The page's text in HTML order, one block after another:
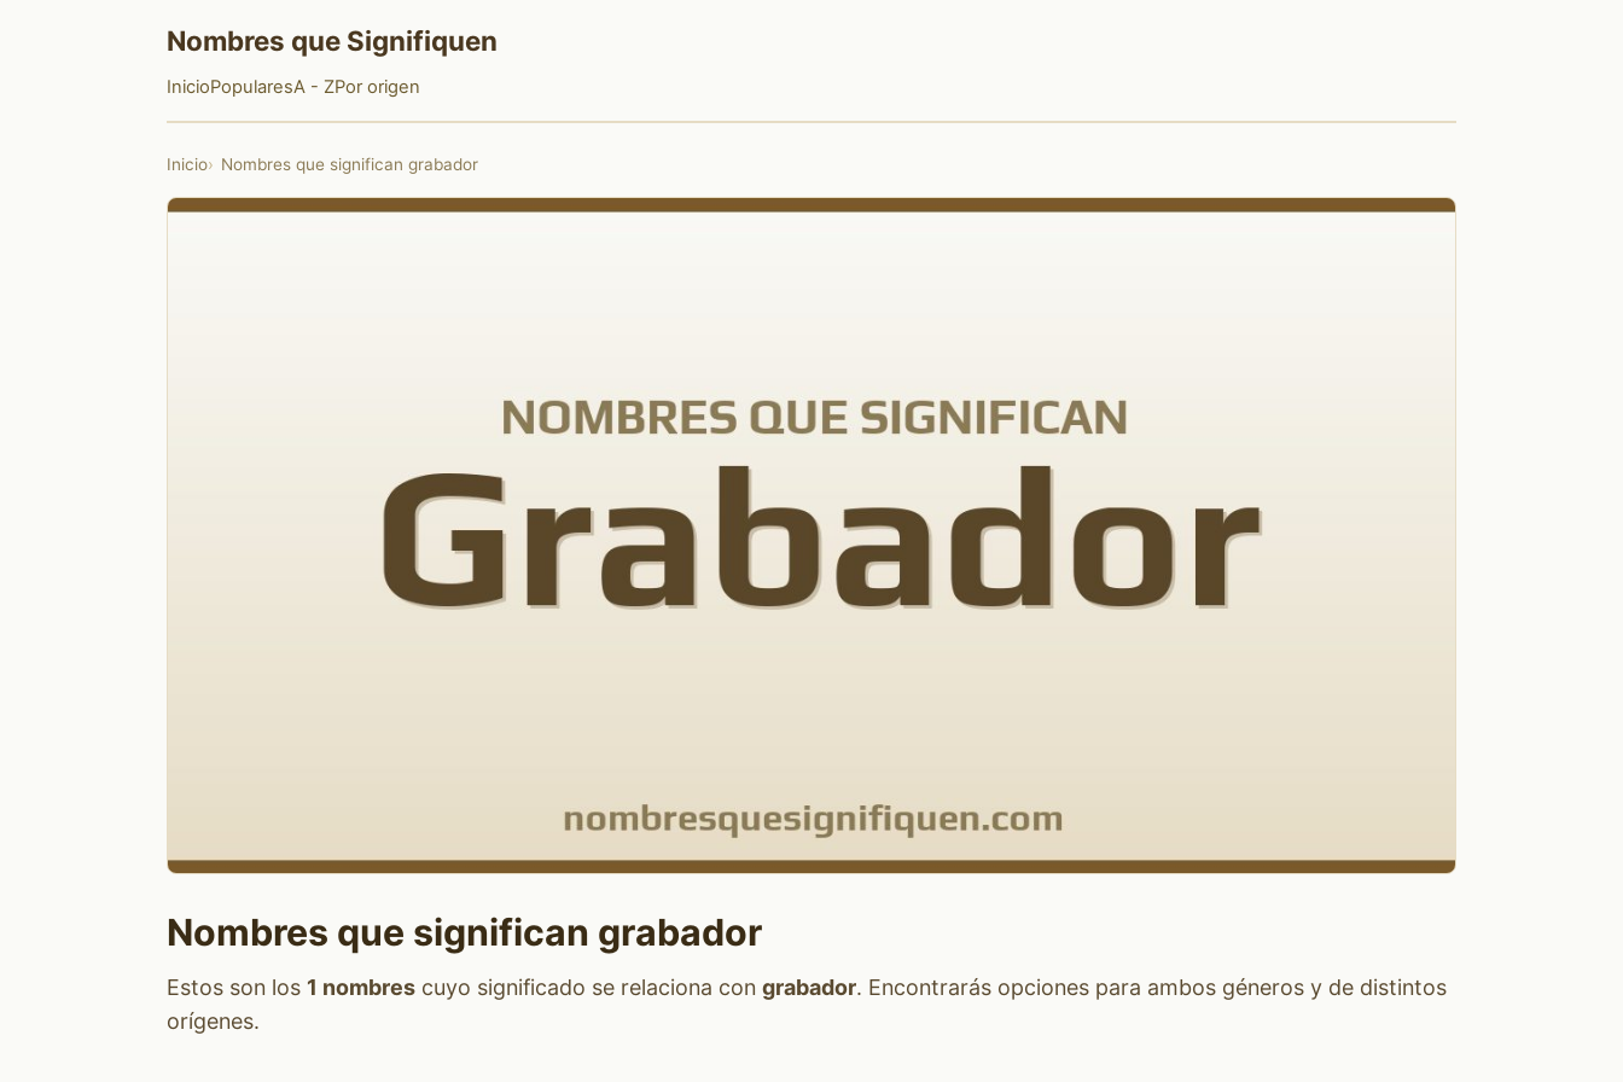
Nombres que Signifiquen
InicioPopularesA - ZPor origen
Inicio Nombres que significan grabador
Nombres que significan grabador
Estos son los 1 nombres cuyo significado se relaciona con grabador. Encontrarás opciones para ambos géneros y de distintos
orígenes.